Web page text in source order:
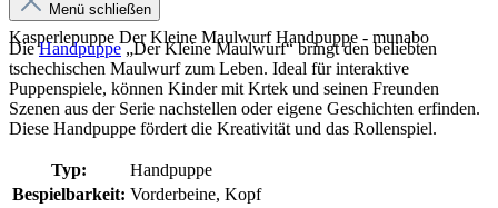
Kasperlepuppe Der Kleine Maulwurf Handpuppe - munabo
Menü schließen
DieHandpuppe„Der Kleine Maulwurf“ bringt den beliebten
tschechischen Maulwurf zum Leben. Ideal für interaktive
Puppenspiele, können Kinder mit Krtek und seinen Freunden
Szenen aus der Serie nachstellen oder eigene Geschichten erfinden.
Diese Handpuppe fördert die Kreativität und das Rollenspiel.
Typ:
Handpuppe
Bespielbarkeit: Vorderbeine, Kopf